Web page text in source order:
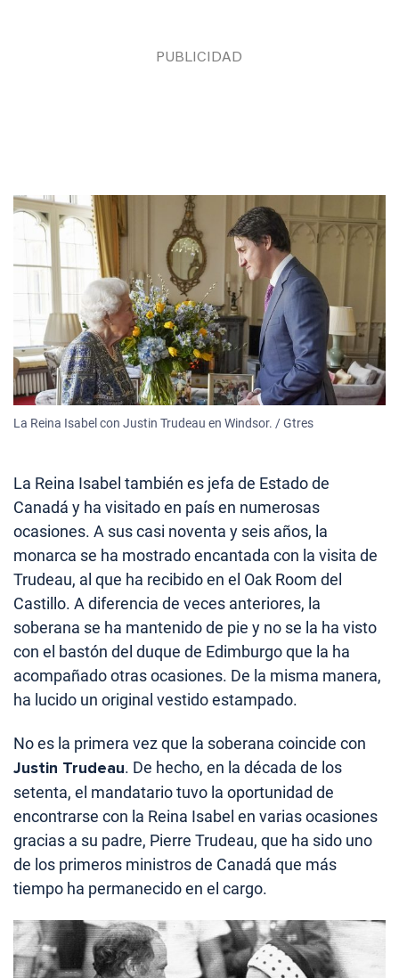
La Reina Isabel con Justin Trudeau en Windsor. / Gtres
La Reina Isabel también es jefa de Estado de
Canadá y ha visitado en país en numerosas
ocasiones. A sus casi noventa y seis años, la
monarca se ha mostrado encantada con la visita de
Trudeau, al que ha recibido en el Oak Room del
Castillo. A diferencia de veces anteriores, la
soberana se ha mantenido de pie y no se la ha visto
con el bastón del duque de Edimburgo que la ha
acompañado otras ocasiones. De la misma manera,
ha lucido un original vestido estampado.
No es la primera vez que la soberana coincide con
Justin Trudeau. De hecho, en la década de los
setenta, el mandatario tuvo la oportunidad de
encontrarse con la Reina Isabel en varias ocasiones
gracias a su padre, Pierre Trudeau, que ha sido uno
de los primeros ministros de Canadá que más
tiempo ha permanecido en el cargo.